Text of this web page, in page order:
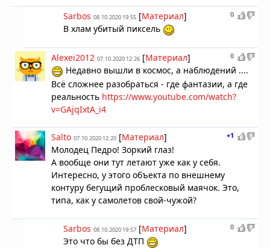
0
Sarbos 08.10.2020 19:55 [Материал]
В хлам убитый пиксель
0
Alexei2012 07.10.2020 12:26 [Материал]
Недавно вышли в космос, а наблюдений ....
Всё сложнее разобраться - где фантазии, а где
реальность https://www.youtube.com/watch?
v=GAjqIxtA_i4
+1
Salto 07.10.2020 12:20 [Материал]
Молодец Педро! Зоркий глаз!
А вообще они тут летают уже как у себя.
Интересно, у этого объекта по внешнему
контуру бегущий проблесковый маячок. Это,
типа, как у самолетов свой-чужой?
0
Sarbos 08.10.2020 19:57 [Материал]
Это что бы без ДТП